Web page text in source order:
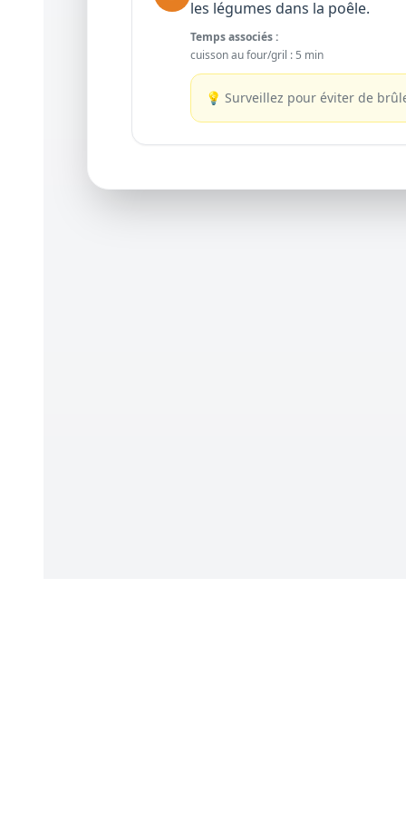
les légumes dans la poêle.
Temps associés :
cuisson au four/gril : 5 min
💡 Surveillez pour éviter de